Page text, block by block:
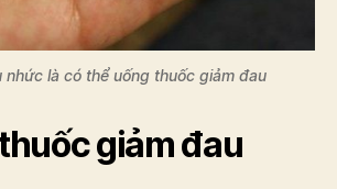
nhức là có thể uống thuốc giảm đau
giảm đau